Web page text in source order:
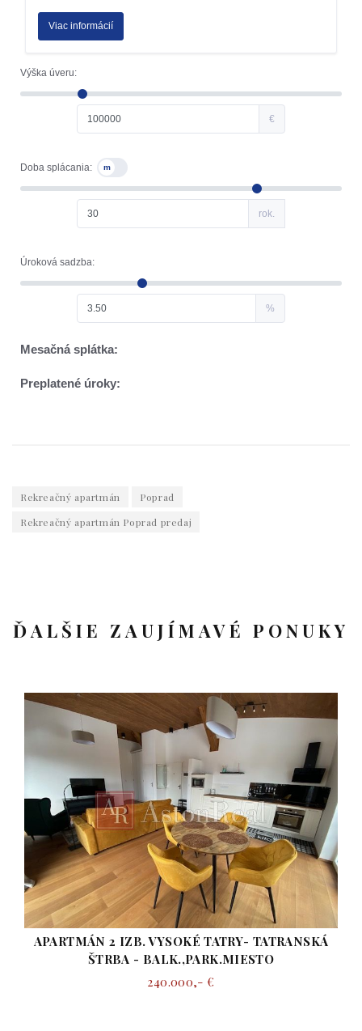
Rekreačný apartmán
Poprad
Rekreačný apartmán Poprad predaj
ĎALŠIE ZAUJÍMAVÉ PONUKY
TATRY- TATRANSKÁ
Investičný apart. 3
balk.